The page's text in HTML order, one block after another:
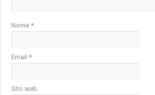
Nome*
Email*
Sito web